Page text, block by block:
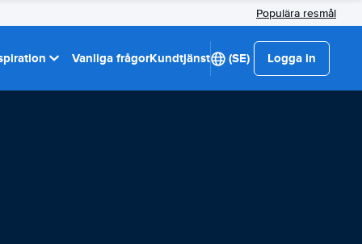
Populära resmål
Vanliga frågorKundtjänst (SE) Logga in